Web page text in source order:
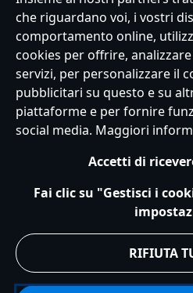
Servizio Clienti Termini d'Uso
Normativa Europea sul trattamento
Informativa sulla privacy
Politica dei
Informativa sulla privacy UE
Termini
Gestisci le impostazioni dei Cookies
che riguardano voi, i vostri
comportamento online,
cookies per offrire,
servizi, per personalizzare il
pubblicitari su questo e su
piattaforme e per fornire
social media. Maggiori
Accetti di
Fai clic su "Gestisci i
RIFIUTA